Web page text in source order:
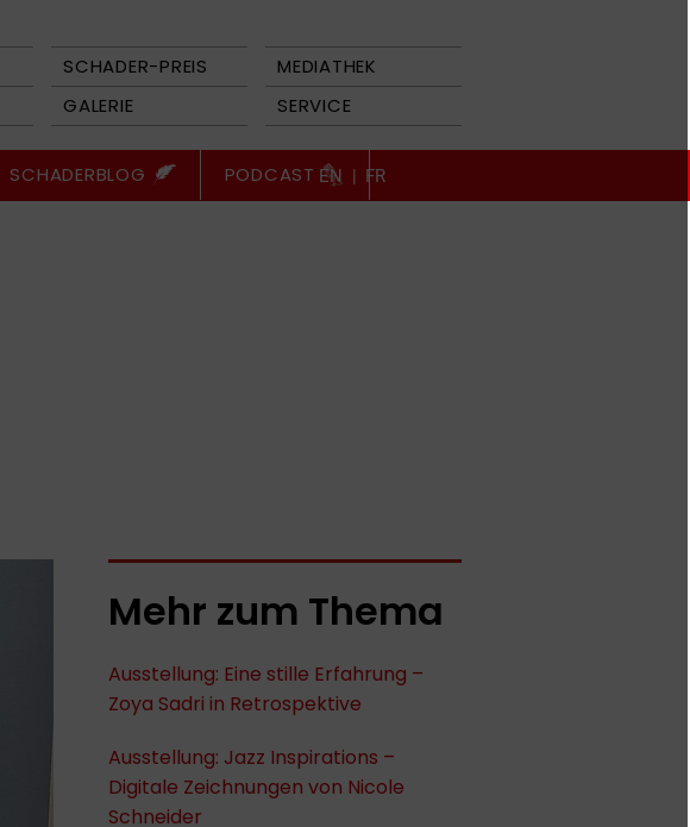
SCHADER-PREIS
MEDIATHEK
GALERIE SERVICE
SCHADERBLOG PODCAST EN | FR
Mehr zum Thema
Ausstellung: Eine stille Erfahrung –
Zoya Sadri in Retrospektive
Ausstellung: Jazz Inspirations –
Digitale Zeichnungen von Nicole
Schneider